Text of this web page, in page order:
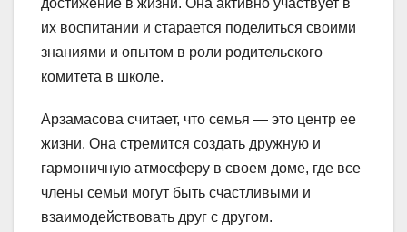
их воспитании и старается поделиться своими
знаниями и опытом в роли родительского
комитета в школе.
Арзамасова считает, что семья — это центр ее
жизни. Она стремится создать дружную и
гармоничную атмосферу в своем доме, где все
члены семьи могут быть счастливыми и
взаимодействовать друг с другом.